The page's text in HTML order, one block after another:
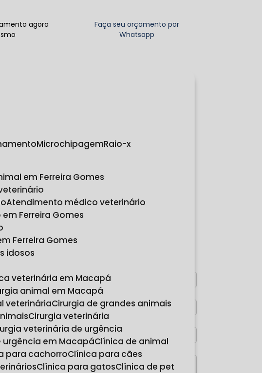
agora
Faça seu orçamento por
Whatsapp
Microchipagem Raio-x
em Ferreira Gomes
Atendimento médico veterinário
Ferreira Gomes
Ferreira Gomes
idosos
veterinária em Macapá
animal em Macapá
veterinária Cirurgia de grandes animais
Cirurgia veterinária
veterinária de urgência
urgência em Macapá Clínica de animal
para cachorro Clínica para cães
Clínica para gatos Clínica de pet
Digite seu email
Digite seu telefone
Mensagem